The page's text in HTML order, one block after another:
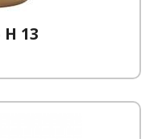
13